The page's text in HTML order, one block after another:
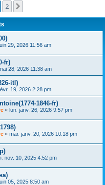
2
29, 2026 11:56 am
fr)
28, 2026 11:38 am
itl)
19, 2026 2:28 pm
1846-fr)
« lun. janv. 26, 2026 9:57 pm
« mar. janv. 20, 2026 10:18 pm
nov. 10, 2025 4:52 pm
05, 2025 8:50 am